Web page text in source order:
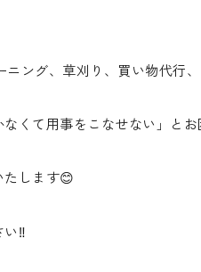
ング、草刈り、買い物代行
くて用事をこなせない」と
します😊
い‼️